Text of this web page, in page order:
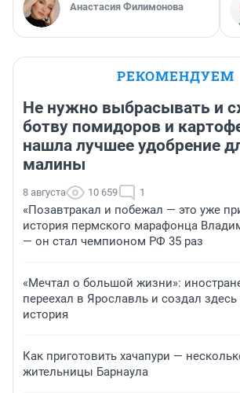
Анастасия Филимонова
РЕКОМЕНДУЕМ
Не нужно выбрасывать и
ботву помидоров и
нашла лучшее удобрение
малины
8 августа 10 659 1
«Позавтракал и побежал — это уже
история пермского марафонца
— он стал чемпионом РФ 35 раз
«Мечтал о большой жизни»:
переехал в Ярославль и создал
история
Как приготовить хачапури —
жительницы Барнаула